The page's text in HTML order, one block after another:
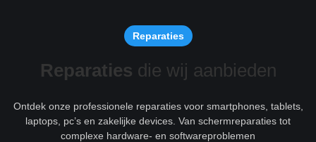
Reparaties
Reparaties die wij aanbieden
Ontdek onze professionele reparaties voor smartphones, tablets,
laptops, pc’s en zakelijke devices. Van schermreparaties tot
complexe hardware- en softwareproblemen